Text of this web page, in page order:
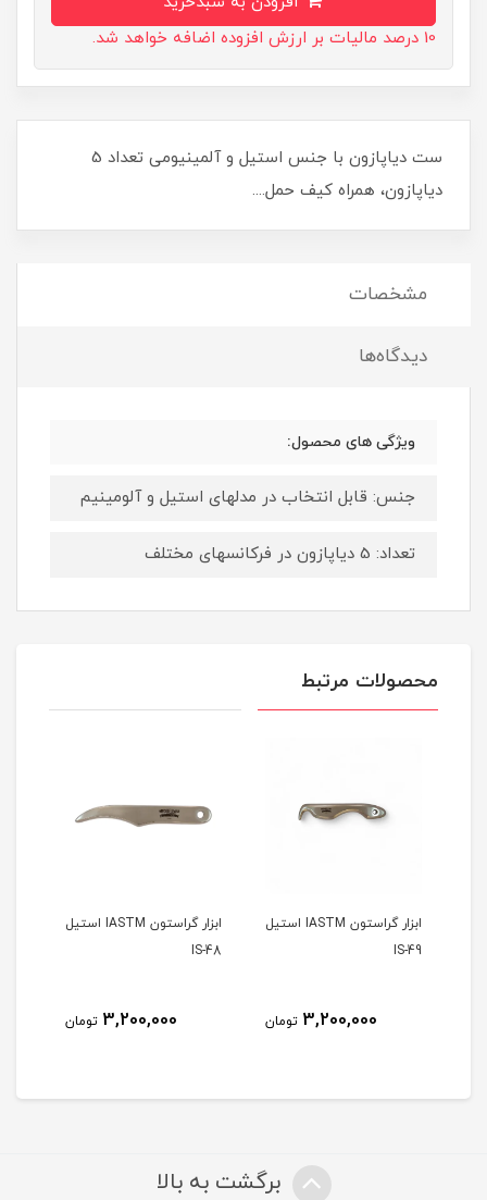
10 درصد مالیات بر ارزش افزوده اضافه خواهد شد.
ست دیاپازون با جنس استیل و آلمینیومی تعداد 5
دیاپازون، همراه کیف حمل....
مشخصات
دیدگاه‌ها
ویژگی های محصول:
جنس: قابل انتخاب در مدلهای استیل و آلومینیم
تعداد: 5 دیاپازون در فرکانسهای مختلف
محصولات مرتبط
ابزار گراستون IASTM استیل
IS-49
3,200,000 تومان
ابزار گراستون IASTM استیل
IS-48
3,200,000 تومان
برگشت به بالا